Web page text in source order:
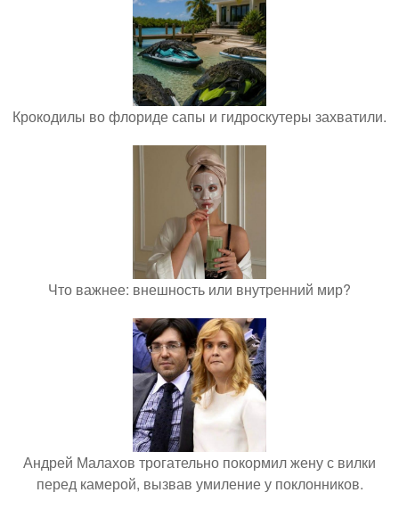
Крокодилы во флориде сапы и гидроскутеры захватили.
Что важнее: внешность или внутренний мир?
Андрей Малахов трогательно покормил жену с вилки
перед камерой, вызвав умиление у поклонников.